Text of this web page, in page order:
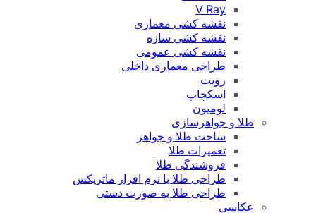
V Ray
نقشه کشی معماری
نقشه کشی سازه
نقشه کشی عمومی
طراحی معماری داخلی
رویت
اسکچاپ
لومیون
طلا و جواهرسازی
ساخت طلا و جواهر
تعمیرات طلا
فروشندگی طلا
طراحی طلا با نرم افزار ماتریکس
طراحی طلا به صورت دستی
عکاسی